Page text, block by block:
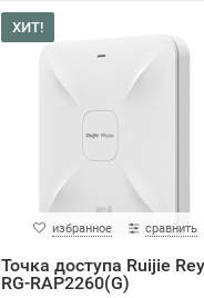
ХИТ!
избранное сравнить
Точка доступа Ruijie
RG-RAP2260(G)